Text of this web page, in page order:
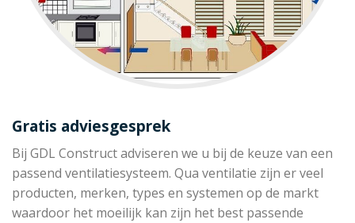
Gratis adviesgesprek
Bij GDL Construct adviseren we u bij de keuze van een
passend ventilatiesysteem. Qua ventilatie zijn er veel
producten, merken, types en systemen op de markt
waardoor het moeilijk kan zijn het best passende